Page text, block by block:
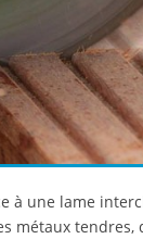
à une lame
métaux tendres,